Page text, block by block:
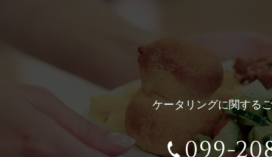
ケータリングに関する